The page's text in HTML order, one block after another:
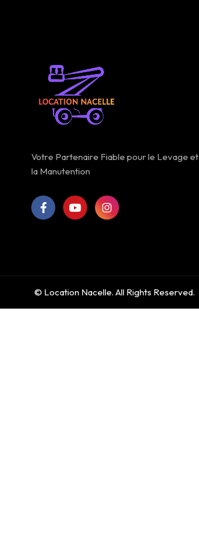
Votre Partenaire Fiable pour le Levage et
la Manutention
© Location Nacelle. All Rights Reserved.